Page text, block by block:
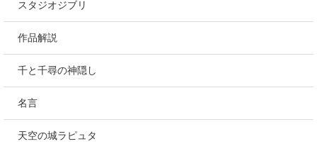
スタジオジブリ
作品解説
千と千尋の神隠し
名言
天空の城ラピュタ